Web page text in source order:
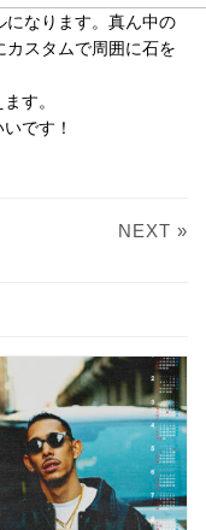
になります。真ん中の
スタムで周囲に石を
す。
です！
NEXT »